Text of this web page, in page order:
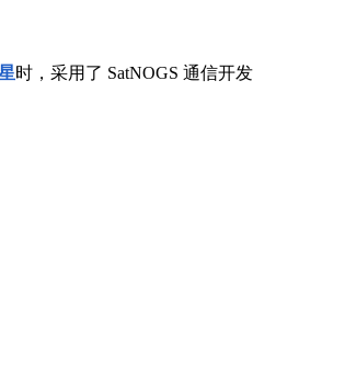
时，采用了 SatNOGS 通信开发